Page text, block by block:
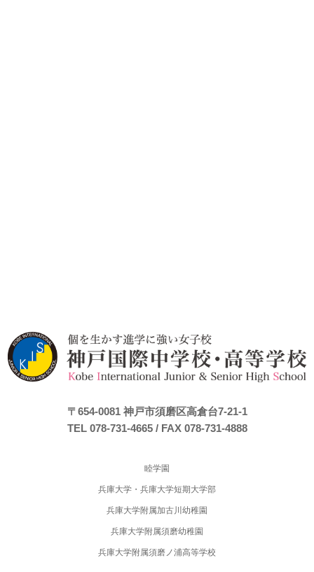
〒654-0081 神戸市須磨区高倉台7-21-1
TEL 078-731-4665/ FAX 078-731-4888
睦学園
兵庫大学・兵庫大学短期大学部
兵庫大学附属加古川幼稚園
兵庫大学附属須磨幼稚園
兵庫大学附属須磨ノ浦高等学校